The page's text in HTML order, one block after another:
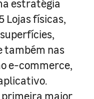
estratégia
Lojas físicas,
também nas
e-commerce,
primeira maior